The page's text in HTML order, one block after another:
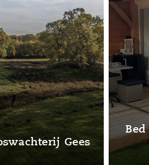
Miss Tuinboon